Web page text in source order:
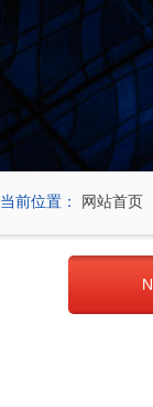
当前位置： 网站首页